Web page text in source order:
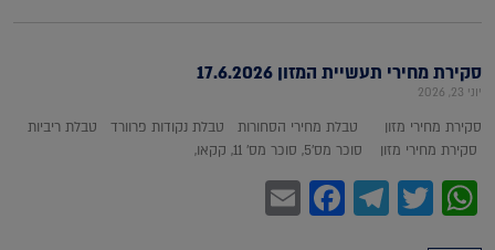
סקירת מחירי תעשיית המזון 17.6.2026
יוני 23, 2026
סקירת מחירי מזון טבלת מחירי הסחורות טבלת נקודות פרוורד טבלת ריביות
סקירת מחירי מזון סוכר מס'5, סוכר מס' 11, קקאו,
WhatsApp
Twitter
Telegram
Facebook